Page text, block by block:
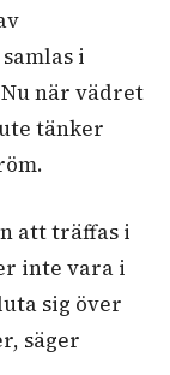
i
när vädret
tänker
att träffas i
inte vara i
sig över
säger